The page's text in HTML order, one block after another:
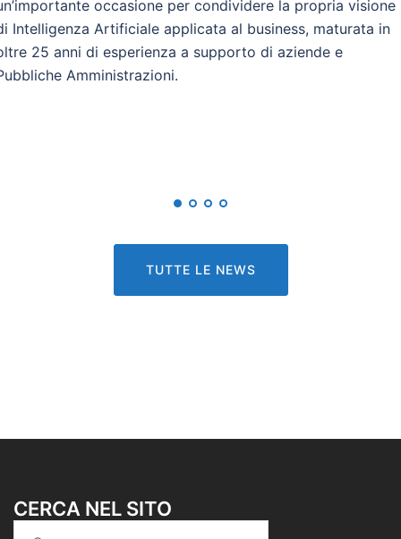
occasione per condividere la propria visione
Intelligenza Artificiale applicata al business, maturata in
25 anni di esperienza a supporto di aziende e
Amministrazioni.
TUTTE LE NEWS
CERCA NEL SITO